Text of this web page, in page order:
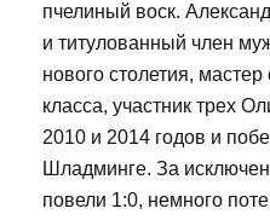
пчелиный воск.
и титулованный член
нового столетия,
класса, участник трех
2010 и 2014 годов и
Шладминге. За
повели 1:0, немного